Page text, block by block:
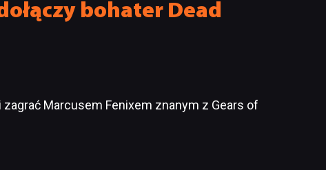
bohater Dead
Marcusem Fenixem znanym z Gears of